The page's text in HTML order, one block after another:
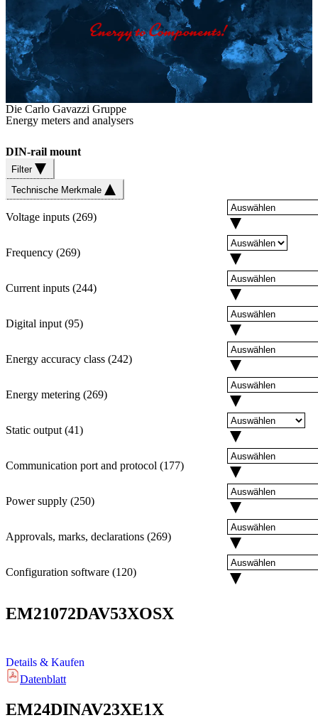
Die Carlo Gavazzi Gruppe
Energy meters and analysers
DIN-rail mount
Filter
Technische Merkmale
Voltage inputs (269)
Frequency (269)
Current inputs (244)
Digital input(95)
Energy accuracy class (242)
Energy metering (269)
Static output(41)
Communication port and protocol (177)
Power supply (250)
Approvals, marks, declarations (269)
Configuration software (120)
EM21072DAV53XOSX
Details & Kaufen
Datenblatt
EM24DINAV23XE1X